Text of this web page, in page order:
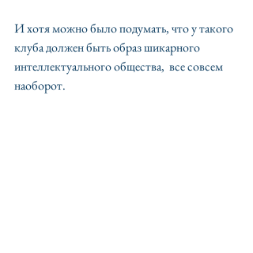
И хотя можно было подумать, что у такого
клуба должен быть образ шикарного
интеллектуального общества,  все совсем
наоборот.